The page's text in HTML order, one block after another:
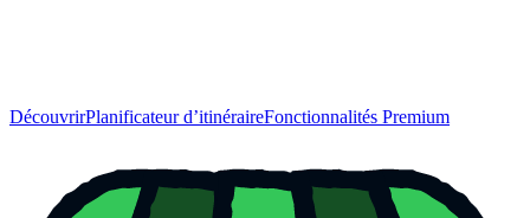
DécouvrirPlanificateur d’itinéraireFonctionnalités Premium